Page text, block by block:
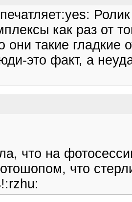
как раз от
они такие
это факт, а
что на
что